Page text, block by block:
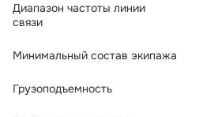
Диапазон частоты линии
связи
Минимальный состав экипажа
Грузоподъемность